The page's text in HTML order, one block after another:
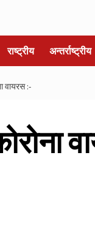
राष्ट्रीय अन्तर्राष्ट्रीय
वायरस :-